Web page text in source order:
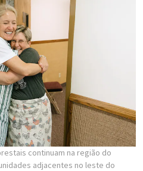
continuam na região do
adjacentes no leste do